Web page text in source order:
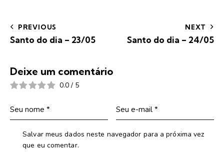
PREVIOUS
Santo do dia – 23/05
NEXT
Santo do dia – 24/05
Deixe um comentário
0.0 / 5
Salvar meus dados neste navegador para a próxima vez
que eu comentar.